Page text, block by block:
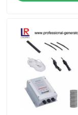
プロダクト
私達について
工場旅行